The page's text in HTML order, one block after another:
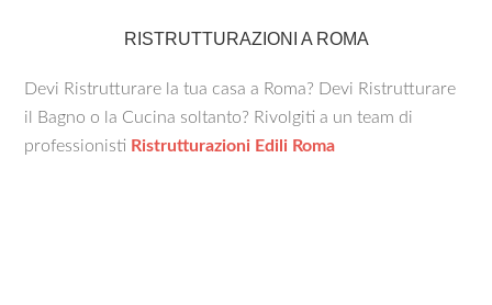
RISTRUTTURAZIONI A ROMA
Devi Ristrutturare la tua casa a Roma? Devi Ristrutturare
il Bagno o la Cucina soltanto? Rivolgiti a un team di
professionisti Ristrutturazioni Edili Roma